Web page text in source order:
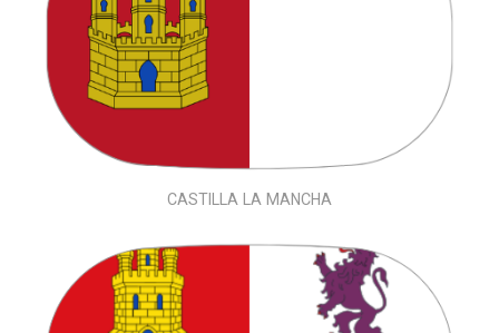
CASTILLA LA MANCHA